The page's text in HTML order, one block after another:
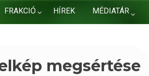
FRAKCIÓ HÍREK MÉDIATÁR
megsértése